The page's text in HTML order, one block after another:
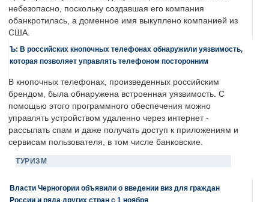
небезопасно, поскольку создавшая его компания
обанкротилась, а доменное имя выкуплено компанией из
США.
Ъ: В российских кнопочных телефонах обнаружили уязвимость,
которая позволяет управлять телефоном посторонним
В кнопочных телефонах, произведенных российским
брендом, была обнаружена встроенная уязвимость. С
помощью этого программного обеспечения можно
управлять устройством удаленно через интернет -
рассылать спам и даже получать доступ к приложениям и
сервисам пользователя, в том числе банковские.
ТУРИЗМ
Власти Черногории объявили о введении виз для граждан
России и ряда других стран с 1 ноября